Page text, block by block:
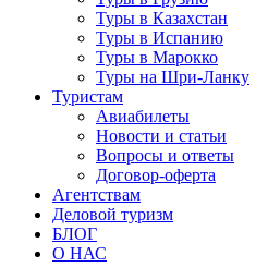
Туры в Казахстан
Туры в Испанию
Туры в Марокко
Туры на Шри-Ланку
Туристам
Авиабилеты
Новости и статьи
Вопросы и ответы
Договор-оферта
Агентствам
Деловой туризм
БЛОГ
О НАС